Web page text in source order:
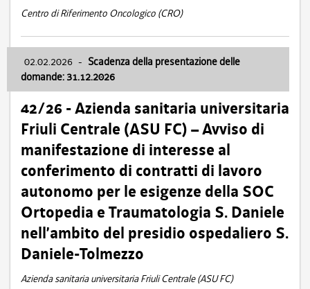
Centro di Riferimento Oncologico (CRO)
02.02.2026 - Scadenza della presentazione delle
domande: 31.12.2026
42/26 - Azienda sanitaria universitaria
Friuli Centrale (ASU FC) – Avviso di
manifestazione di interesse al
conferimento di contratti di lavoro
autonomo per le esigenze della SOC
Ortopedia e Traumatologia S. Daniele
nell’ambito del presidio ospedaliero S.
Daniele-Tolmezzo
Azienda sanitaria universitaria Friuli Centrale (ASU FC)